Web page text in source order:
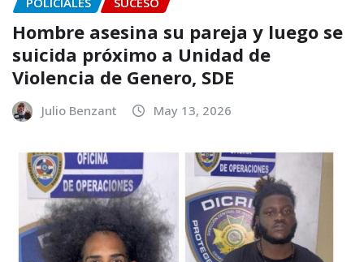
Hombre asesina su pareja y luego se
suicida próximo a Unidad de
Violencia de Genero, SDE
Julio Benzant May 13, 2026